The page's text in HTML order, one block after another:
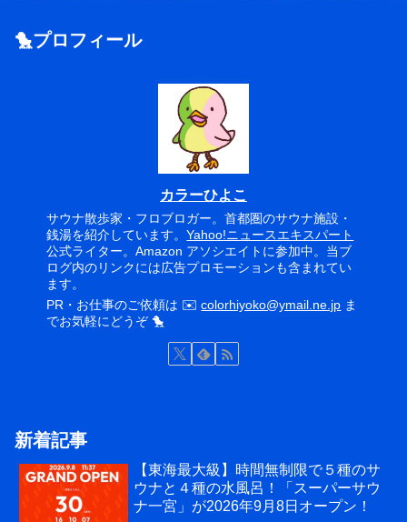
🐤プロフィール
カラーひよこ
サウナ散歩家・フロブロガー。首都圏のサウナ施設・
銭湯を紹介しています。Yahoo!ニュースエキスパート
公式ライター。Amazon アソシエイトに参加中。当ブ
ログ内のリンクには広告プロモーションも含まれてい
ます。
PR・お仕事のご依頼は ✉️colorhiyoko@ymail.ne.jp ま
でお気軽にどうぞ 🐤
新着記事
【東海最大級】時間無制限で５種のサ
ウナと４種の水風呂！「スーパーサウ
ナ一宮」が2026年9月8日オープン！